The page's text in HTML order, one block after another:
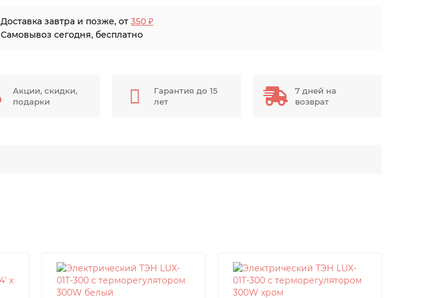
Доставка завтра и позже, от350 ₽
Самовывоз сегодня, бесплатно
Акции, скидки,
подарки
Гарантия до 15
лет
7 дней на
возврат